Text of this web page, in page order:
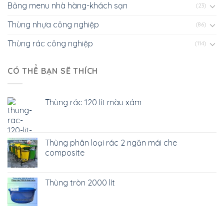
Bảng menu nhà hàng-khách sạn (23)
Thùng nhựa công nghiệp (86)
Thùng rác công nghiệp (114)
CÓ THỂ BẠN SẼ THÍCH
Thùng rác 120 lít màu xám
Thùng phân loại rác 2 ngăn mái che
composite
Thùng tròn 2000 lít